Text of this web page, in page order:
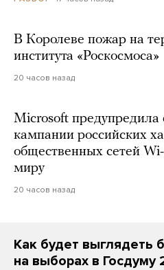
В Королеве пожар на
института «Роскосмоса»
20 часов назад
Microsoft предупредила
кампании российских
общественных сетей
миру
20 часов назад
Как будет выглядеть
на выборах в Госдуму